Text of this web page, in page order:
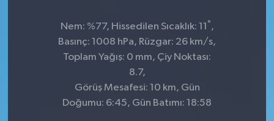
Nem: %77, Hissedilen Sıcaklık: 11 ° ,
Basınç: 1008 hPa, Rüzgar: 26 km/s,
Toplam Yağış: 0 mm, Çiy Noktası:
8.7,
Görüş Mesafesi: 10 km, Gün
Doğumu: 6:45, Gün Batımı: 18:58